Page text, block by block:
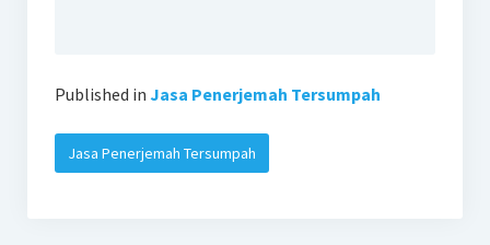
Published in Jasa Penerjemah Tersumpah
Jasa Penerjemah Tersumpah